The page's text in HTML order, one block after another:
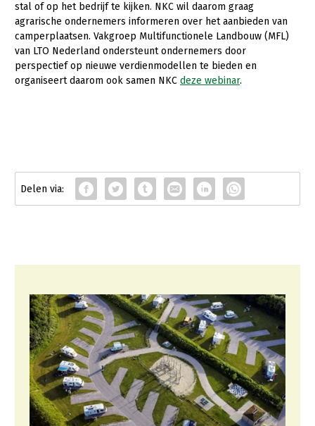
Paardenhouderij
Pluimveehouderij
Schapenhouderij
Fruitteelt
Glastuinbouw
Paddenstoelen
Nieuws
Nieuwsabonnement
Webinars
Bestuur en Directie
Jaarverslag 2023
Contact
stal of op het bedrijf te kijken. NKC wil daarom graag
agrarische ondernemers informeren over het aanbieden van
camperplaatsen. Vakgroep Multifunctionele Landbouw (MFL)
van LTO Nederland ondersteunt ondernemers door
perspectief op nieuwe verdienmodellen te bieden en
organiseert daarom ook samen NKC deze webinar.